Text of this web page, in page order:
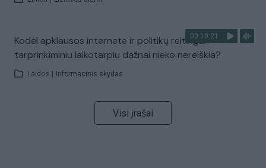
00:10:21
Kodėl apklausos internete ir politikų reitingai
tarprinkiminiu laikotarpiu dažnai nieko nereiškia?
Laidos Informacinis skydas
Visi įrašai